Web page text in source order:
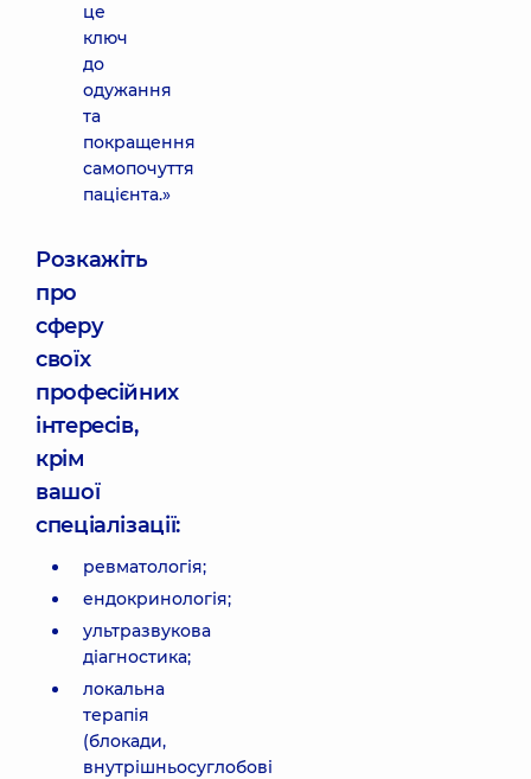
це
ключ
до
одужання
та
покращення
самопочуття
пацієнта.»
Розкажіть
про
сферу
своїх
професійних
інтересів,
крім
вашої
спеціалізації:
ревматологія;
ендокринологія;
ультразвукова
діагностика;
локальна
терапія
(блокади,
внутрішньосуглобові